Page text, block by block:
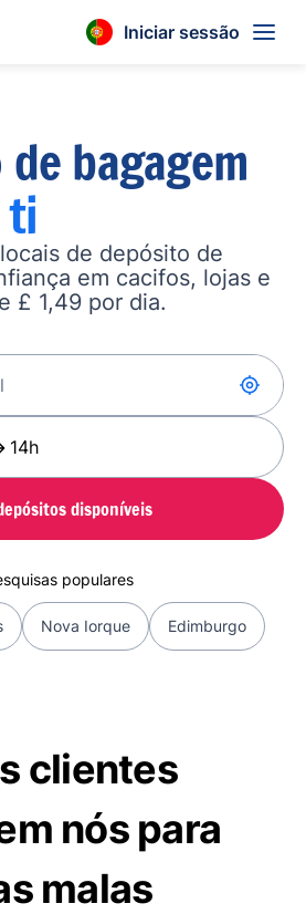
Iniciar sessão
bagagem
de depósito de
em cacifos, lojas e
£ 1,49 por dia.
14h
disponíveis
populares
Nova Iorque Edimburgo
clientes
nós para
malas